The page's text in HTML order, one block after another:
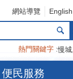
網站導覽 English
熱門關鍵字 慢城
便民服務